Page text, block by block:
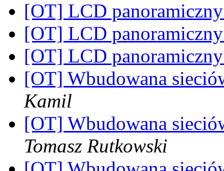
[OT] LCD
[OT] LCD
[OT] LCD
[OT] Wbudowana
Kamil
[OT] Wbudowana
Tomasz Rutkowski